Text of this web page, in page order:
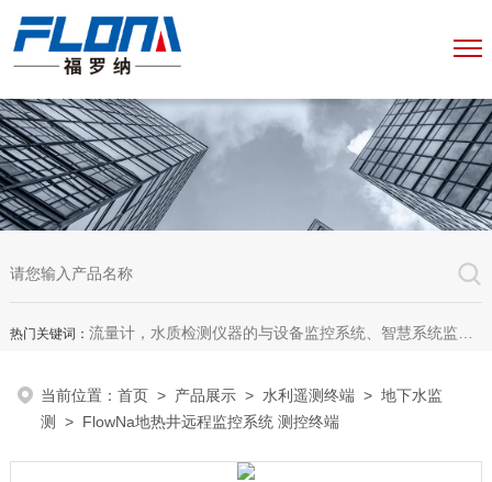
热门关键词： 流量计，水质检测仪器的与设备监控系统、智慧系统监测平台、智慧管网监测系统、园区安全生产与消防安全一体化系统
当前位置：首页 > 产品展示 > 水利遥测终端 >地下水监
测
> FlowNa地热井远程监控系统 测控终端